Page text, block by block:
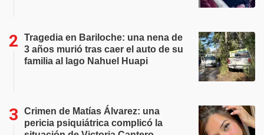
Tragedia en Bariloche: una nena de
3 años murió tras caer el auto de su
familia al lago Nahuel Huapi
Crimen de Matías Álvarez: una
pericia psiquiátrica complicó la